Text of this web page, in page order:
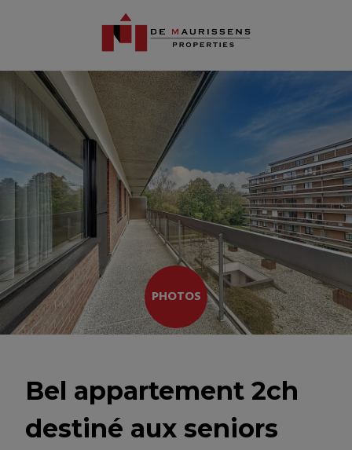
PHOTOS
Bel appartement 2ch
destiné aux seniors